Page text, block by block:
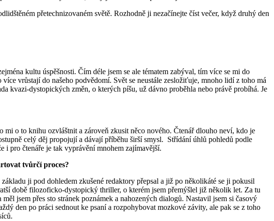
přetechnizovaném světě. Rozhodně ji nezačínejte číst večer, když druhý den
kultu úspěšnosti. Čím déle jsem se ale tématem zabýval, tím více se mi do
vrůstají do našeho podvědomí. Svět se neustále zesložiťuje, mnoho lidí z toho má
kvazi-dystopických změn, o kterých píšu, už dávno proběhla nebo právě probíhá. Je
o to knihu ozvláštnit a zároveň zkusit něco nového. Čtenář dlouho neví, kdo je
celý děj propojují a dávají příběhu širší smysl. Střídání úhlů pohledů podle
i pro čtenáře je tak vyprávění mnohem zajímavější.
tvůrčí proces?
ji pod dohledem zkušené redaktory přepsal a již po několikáté se ji pokusil
době filozoficko-dystopický thriller, o kterém jsem přemýšlel již několik let. Za tu
jsem přes sto stránek poznámek a nahozených dialogů. Nastavil jsem si časový
den po práci sednout ke psaní a rozpohybovat mozkové závity, ale pak se z toho